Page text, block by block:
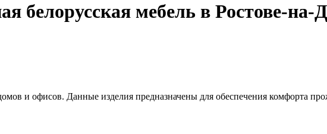
белорусская мебель в Ростове-на-
и офисов. Данные изделия предназначены для обеспечения комфорта